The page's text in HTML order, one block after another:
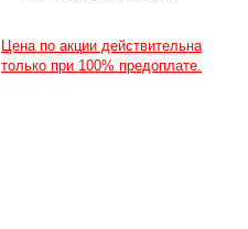
Цена по акции действительна
только при 100% предоплате.